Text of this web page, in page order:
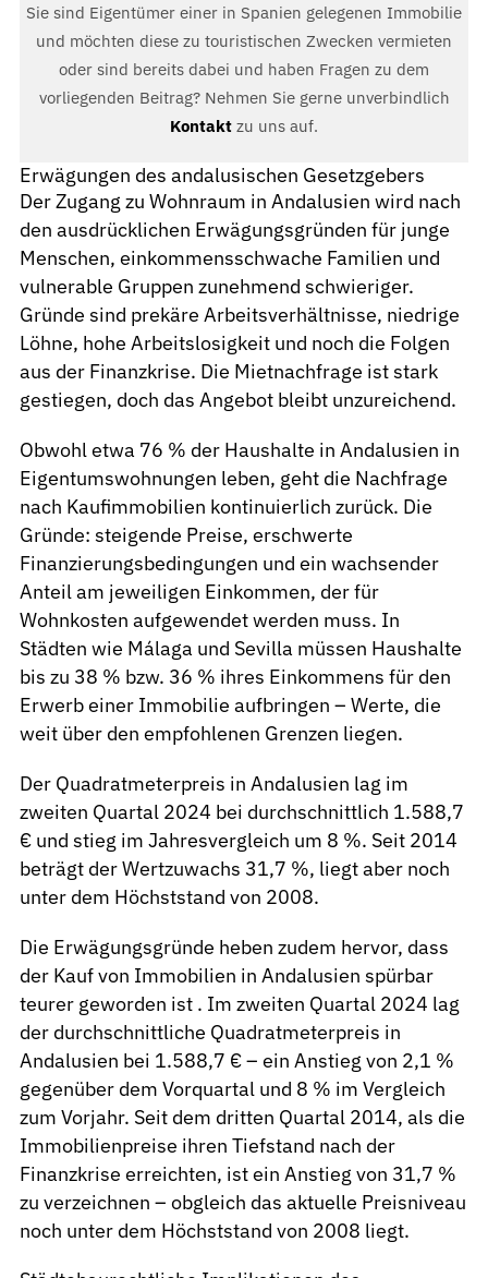
Sie sind Eigentümer einer in Spanien gelegenen Immobilie
und möchten diese zu touristischen Zwecken vermieten
oder sind bereits dabei und haben Fragen zu dem
vorliegenden Beitrag? Nehmen Sie gerne unverbindlich
Kontakt zu uns auf.
Erwägungen des andalusischen Gesetzgebers
Der Zugang zu Wohnraum in Andalusien wird nach
den ausdrücklichen Erwägungsgründen für junge
Menschen, einkommensschwache Familien und
vulnerable Gruppen zunehmend schwieriger.
Gründe sind prekäre Arbeitsverhältnisse, niedrige
Löhne, hohe Arbeitslosigkeit und noch die Folgen
aus der Finanzkrise. Die Mietnachfrage ist stark
gestiegen, doch das Angebot bleibt unzureichend.
Obwohl etwa 76 % der Haushalte in Andalusien in
Eigentumswohnungen leben, geht die Nachfrage
nach Kaufimmobilien kontinuierlich zurück. Die
Gründe: steigende Preise, erschwerte
Finanzierungsbedingungen und ein wachsender
Anteil am jeweiligen Einkommen, der für
Wohnkosten aufgewendet werden muss. In
Städten wie Málaga und Sevilla müssen Haushalte
bis zu 38 % bzw. 36 % ihres Einkommens für den
Erwerb einer Immobilie aufbringen – Werte, die
weit über den empfohlenen Grenzen liegen.
Der Quadratmeterpreis in Andalusien lag im
zweiten Quartal 2024 bei durchschnittlich 1.588,7
€ und stieg im Jahresvergleich um 8 %. Seit 2014
beträgt der Wertzuwachs 31,7 %, liegt aber noch
unter dem Höchststand von 2008.
Die Erwägungsgründe heben zudem hervor, dass
der Kauf von Immobilien in Andalusien spürbar
teurer geworden ist . Im zweiten Quartal 2024 lag
der durchschnittliche Quadratmeterpreis in
Andalusien bei 1.588,7 € – ein Anstieg von 2,1 %
gegenüber dem Vorquartal und 8 % im Vergleich
zum Vorjahr. Seit dem dritten Quartal 2014, als die
Immobilienpreise ihren Tiefstand nach der
Finanzkrise erreichten, ist ein Anstieg von 31,7 %
zu verzeichnen – obgleich das aktuelle Preisniveau
noch unter dem Höchststand von 2008 liegt.